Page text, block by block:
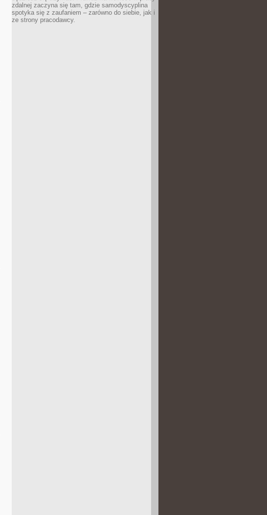
zdalnej zaczyna się tam, gdzie samodyscyplina
spotyka się z zaufaniem – zarówno do siebie, jak i
ze strony pracodawcy.